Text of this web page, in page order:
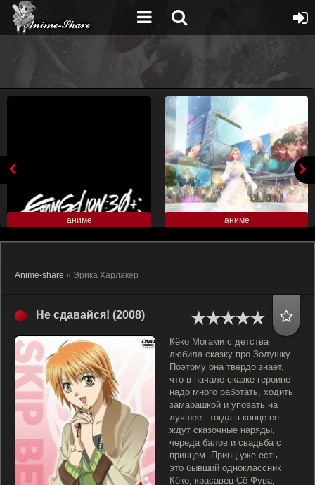
аниме аниме
Anime-share » Эрика Харлакер
Не сдавайся! (2008)
Кёко Могами с детства
любила сказку про Золушку.
Поэтому она твердо знает,
что в начале сказке героине
надо много работать, ходить
замарашкой и уповать на
лучшее –тогда в конце ее
ждут сказочные наряды,
череда балов и свадьба с
принцем. Принц уже есть –
это бывший одноклассник
Кёко, красавец Сё Фува,